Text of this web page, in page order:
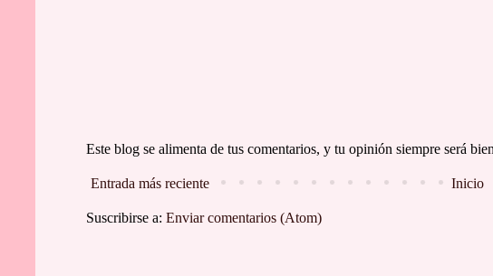
Este blog se alimenta de tus comentarios, y tu opinión siempre será
Entrada más reciente Inicio
Suscribirse a: Enviar comentarios (Atom)